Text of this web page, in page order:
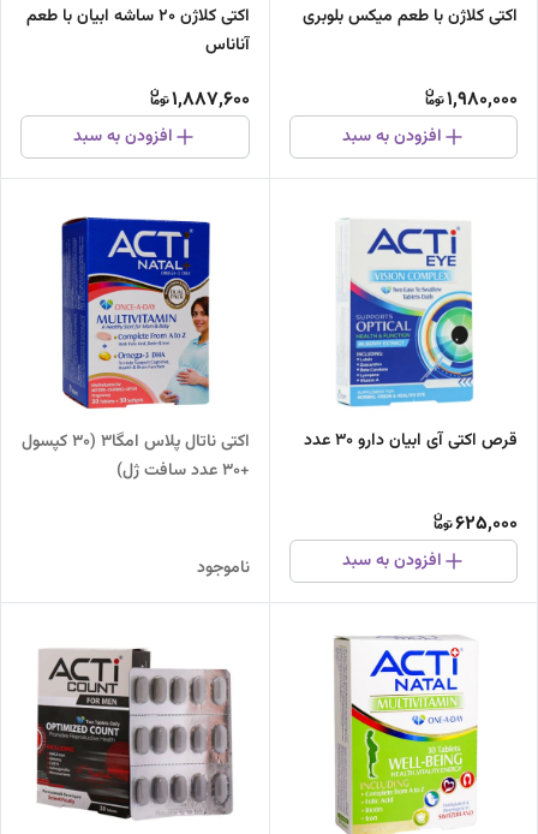
اکتی کلاژن با طعم میکس بلوبری
1,980,000
افزودن به سبد
اکتی کلاژن 20 ساشه ابیان با طعم
آناناس
1,887,600
افزودن به سبد
قرص اکتی آی ابیان دارو 30 عدد
625,000
افزودن به سبد
اکتی ناتال پلاس امگا3 (30 کپسول
+30 عدد سافت ژل)
ناموجود